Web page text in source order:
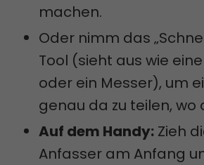
machen.
Oder nimm das
Tool (sieht aus wie
oder ein Messer), um
genau da zu teilen, wo
Auf dem Handy: Zieh
Anfasser am Anfang